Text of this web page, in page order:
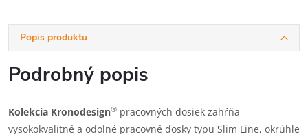
Popis produktu
Podrobný popis
Kolekcia Kronodesign® pracovných dosiek zahŕňa
vysokokvalitné a odolné pracovné dosky typu Slim Line, okrúhle